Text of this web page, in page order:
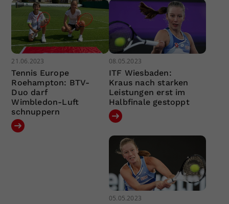
21.06.2023
Tennis Europe
Roehampton: BTV-
Duo darf
Wimbledon-Luft
schnuppern
08.05.2023
ITF Wiesbaden:
Kraus nach starken
Leistungen erst im
Halbfinale gestoppt
05.05.2023